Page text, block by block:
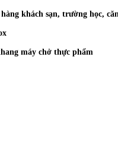
khách sạn, trường học,
máy chở thực phẩm